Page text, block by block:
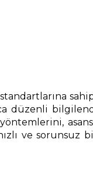
sahip
düzenli
ve